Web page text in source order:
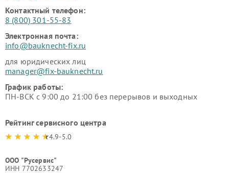
Контактный телефон:
8 (800) 301-55-83
Электронная почта:
info@bauknecht-fix.ru
для юридических лиц
manager@fix-bauknecht.ru
График работы:
ПН-ВСК с 9:00 до 21:00 без перерывов и выходных
Рейтинг сервисного центра
4.9-5.0
ООО "Русервис"
ИНН 7702633247